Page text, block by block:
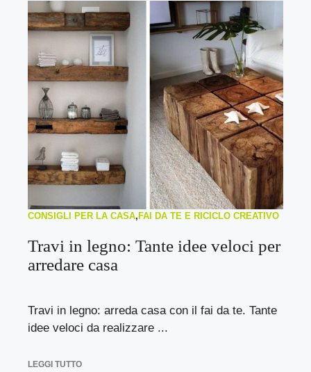
CONSIGLI PER LA CASA, FAI DA TE E RICICLO CREATIVO
Travi in legno: Tante idee veloci per
arredare casa
Travi in legno: arreda casa con il fai da te. Tante
idee veloci da realizzare ...
LEGGI TUTTO